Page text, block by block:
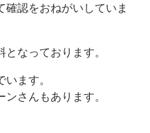
認をおねがいしていま
なっております。
ます。
さんもあります。